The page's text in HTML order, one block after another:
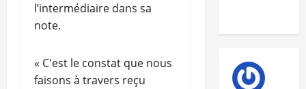
l’intermédiaire dans sa
note.
« C'est le constat que nous
faisons à travers reçu